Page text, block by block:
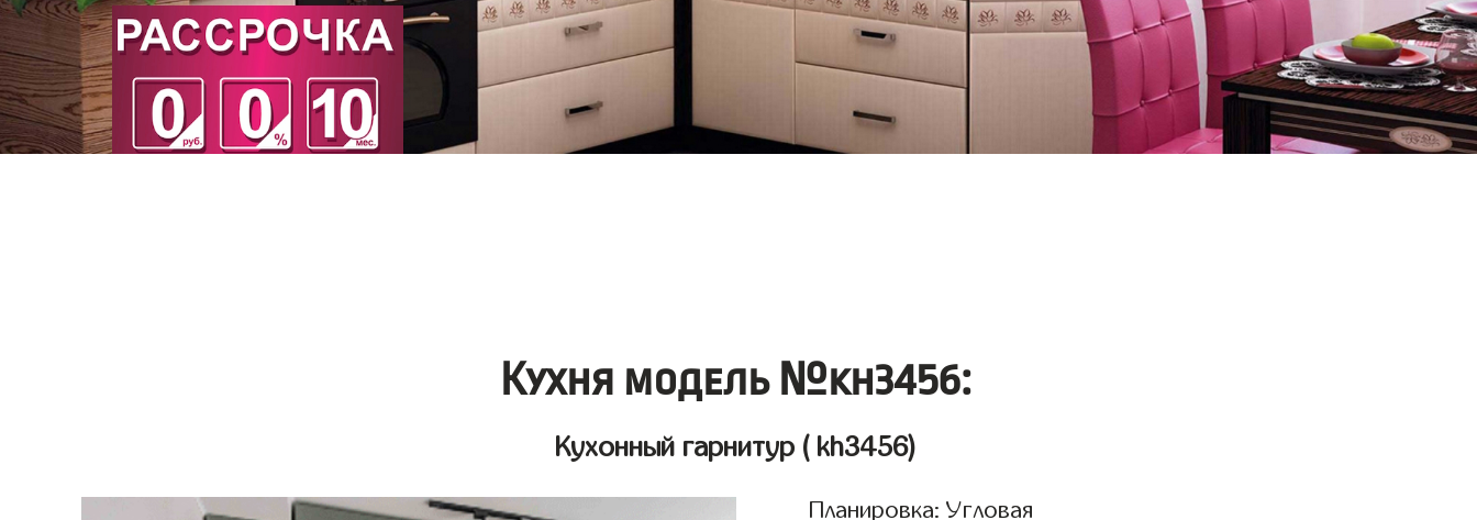
Кухня модель №kh3456:
Кухонный гарнитур ( kh3456)
Планировка: Угловая